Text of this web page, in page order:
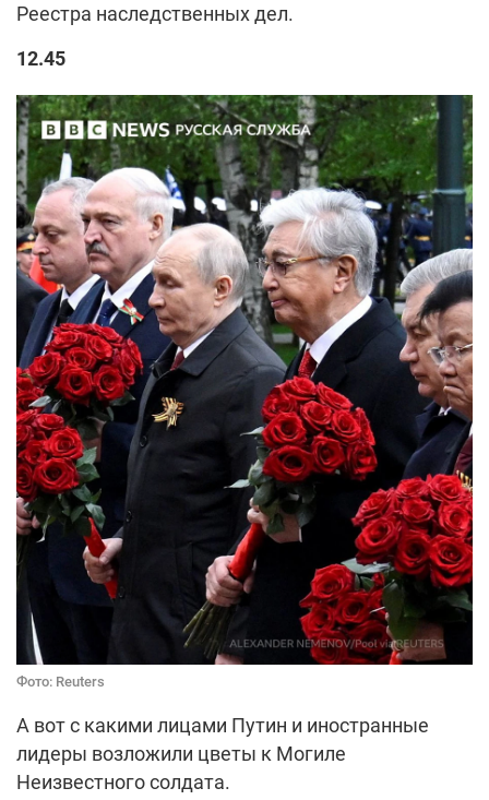
Реестра наследственных дел.
12.45
Фото: Reuters
А вот с какими лицами Путин и иностранные
лидеры возложили цветы к Могиле
Неизвестного солдата.